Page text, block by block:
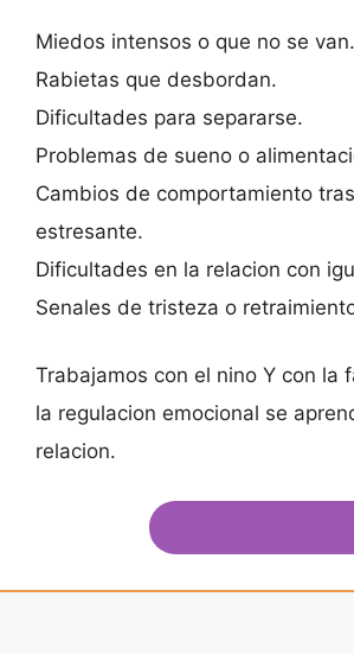
Miedos intensos o que no se van.
Rabietas que desbordan.
Dificultades para separarse.
Problemas de sueno o
Cambios de comportamiento
estresante.
Dificultades en la relacion con
Senales de tristeza o
Trabajamos con el nino Y con la
la regulacion emocional se
relacion.